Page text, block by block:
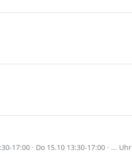
17:00 · Do 15.10 13:30-17:00 · ... Uhr